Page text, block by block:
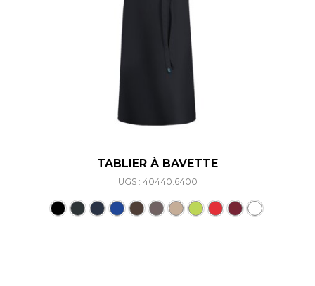
TABLIER À BAVETTE
UGS : 40440.6400